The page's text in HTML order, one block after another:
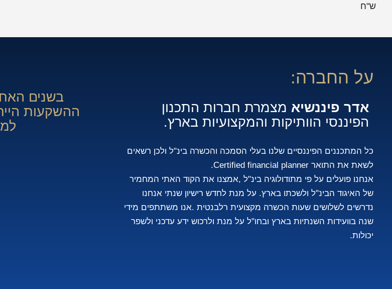
ש"ח
על החברה:
אדר פיננשיא מצמרת חברות התכנון
הפיננסי הוותיקות והמקצועיות בארץ.
כל המתכננים הפיננסיים שלנו בעלי הסמכה והכשרה בינ"ל ולכן רשאים
לשאת את התואר Certified financial planner.
אנחנו פועלים על פי מתודולוגיה בינ"ל ,אמצנו את הקוד האתי המחמיר
של האיגוד הבינ"ל ולשכתו בארץ. על מנת לחדש רישיון שנתי אנחנו
נדרשים לשלושים שעות הכשרה מקצועית רלבנטית .אנו משתתפים מידי
שנה בוועידות השנתיות בארץ ובחו"ל על מנת ולרכוש ידע עדכני ולשפר
יכולות.
בשנים
ההשקעות